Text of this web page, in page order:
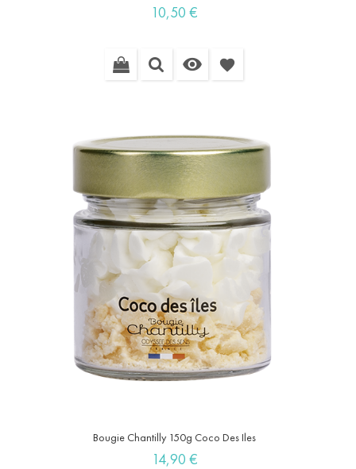
Prix
10,50 €
 favorite
Bougie Chantilly 150g Coco Des Iles
Prix
14,90 €